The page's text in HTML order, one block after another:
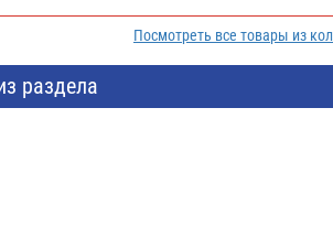
Посмотреть все товары из
раздела